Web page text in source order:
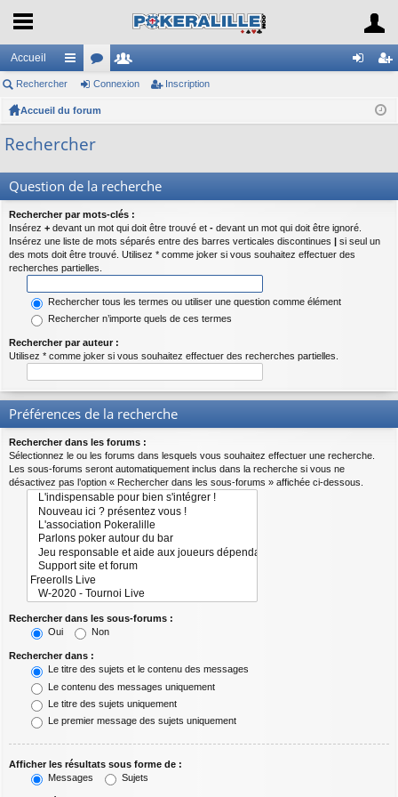
Accueil
ac
co
ur
s
or
u
e
cri
Rechercher Connexion Inscription
Accueil du forum
Rechercher
Question de la recherche
Rechercher par mots-clés :
Insérez + devant un mot qui doit être trouvé et - devant un mot qui doit être ignoré.
Insérez une liste de mots séparés entre des barres verticales discontinues | si seul un
des mots doit être trouvé. Utilisez * comme joker si vous souhaitez effectuer des
recherches partielles.
Rechercher tous les termes ou utiliser une question comme élément
Rechercher n’importe quels de ces termes
Rechercher par auteur :
Utilisez * comme joker si vous souhaitez effectuer des recherches partielles.
Préférences de la recherche
Rechercher dans les forums :
Sélectionnez le ou les forums dans lesquels vous souhaitez effectuer une recherche.
Les sous-forums seront automatiquement inclus dans la recherche si vous ne
désactivez pas l’option « Rechercher dans les sous-forums » affichée ci-dessous.
Rechercher dans les sous-forums :
Oui
Non
Rechercher dans :
Le titre des sujets et le contenu des messages
Le contenu des messages uniquement
Le titre des sujets uniquement
Le premier message des sujets uniquement
Afficher les résultats sous forme de :
Messages
Sujets